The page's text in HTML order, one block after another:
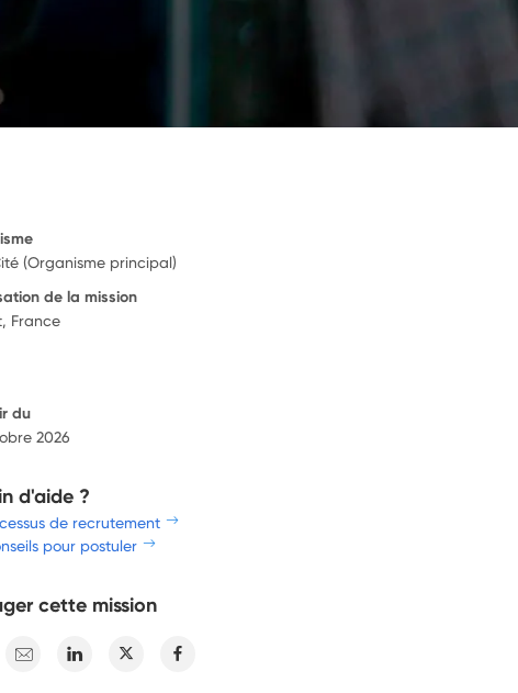
(Organisme principal)
de la mission
France
du
2026
d'aide ?
de recrutement
pour postuler
cette mission
E-mail Linkedin Twitter